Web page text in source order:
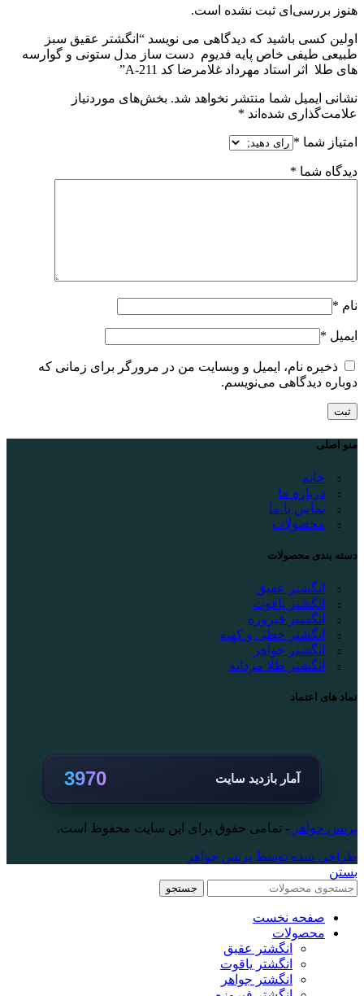
هنوز بررسی‌ای ثبت نشده است.
اولین کسی باشید که دیدگاهی می نویسد “انگشتر عقیق سبز
طبیعی طیفی خاص پایه فدیوم دست ساز مدل ستونی و گوارسه
های طلا اثر استاد مهرداد غلامرضا کد A-211”
نشانی ایمیل شما منتشر نخواهد شد. بخش‌های موردنیاز
علامت‌گذاری شده‌اند *
امتیاز شما *
دیدگاه شما *
نام *
ایمیل *
ذخیره نام، ایمیل و وبسایت من در مرورگر برای زمانی که
دوباره دیدگاهی می‌نویسم.
منو اصلی
خانه
درباره ما
تماس با ما
محصولات
دسته بندی محصولات
انگشتر عقیق
انگشتر یاقوت
انگشتر فیروزه
انگشتر خطی و کهنه
انگشتر جواهر
انگشتر طلا مردانه
نماد های اعتماد
آمار بازدید سایت 3970
پرنس جواهر - تمامی حقوق برای این سایت محفوظ است.
طراحی شده توسط پرنس جواهر
بستن
جستجو
صفحه نخست
محصولات
انگشتر عقیق
انگشتر یاقوت
انگشتر جواهر